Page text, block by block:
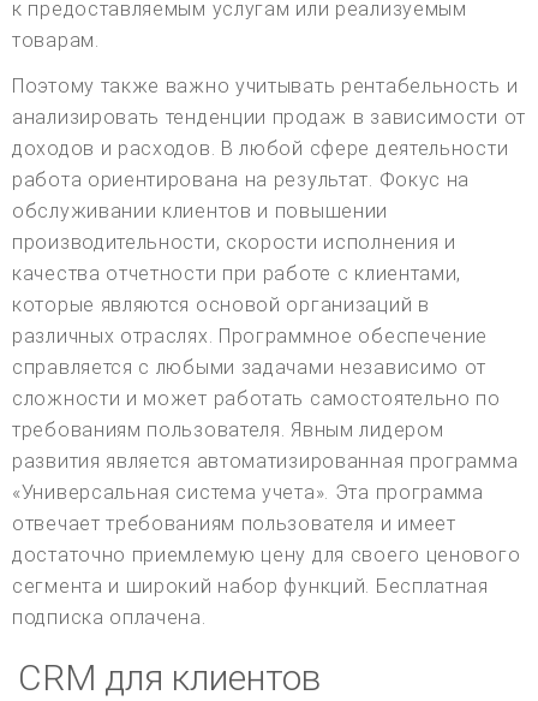
к предоставляемым услугам или реализуемым
товарам.
Поэтому также важно учитывать рентабельность и
анализировать тенденции продаж в зависимости от
доходов и расходов. В любой сфере деятельности
работа ориентирована на результат. Фокус на
обслуживании клиентов и повышении
производительности, скорости исполнения и
качества отчетности при работе с клиентами,
которые являются основой организаций в
различных отраслях. Программное обеспечение
справляется с любыми задачами независимо от
сложности и может работать самостоятельно по
требованиям пользователя. Явным лидером
развития является автоматизированная программа
«Универсальная система учета». Эта программа
отвечает требованиям пользователя и имеет
достаточно приемлемую цену для своего ценового
сегмента и широкий набор функций. Бесплатная
подписка оплачена.
CRM для клиентов